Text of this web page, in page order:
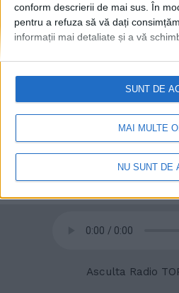
conform descrierii de mai sus. În
pentru a refuza să vă dați
informații mai detaliate și a vă
retrageți consimțământul în orice
și făcând clic pe butonul
paginii web.
MAI MULTE
NU SUNT DE
SUNT DE
© 2020 Radio TOP Suceava 104 FM
Asculta Radio